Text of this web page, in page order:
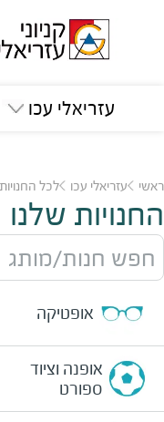
עזריאלי עכו
ראשי עזריאלי עכו לכל החנויות
החנויות שלנו
חפש חנות/מותג
אופטיקה
אופנה וציוד
ספורט